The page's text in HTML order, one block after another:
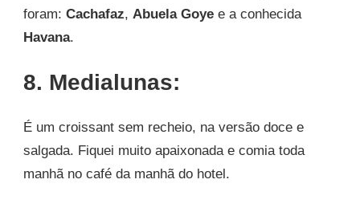
foram: Cachafaz, Abuela Goye e a conhecida
Havana.
8. Medialunas:
É um croissant sem recheio, na versão doce e
salgada. Fiquei muito apaixonada e comia toda
manhã no café da manhã do hotel.